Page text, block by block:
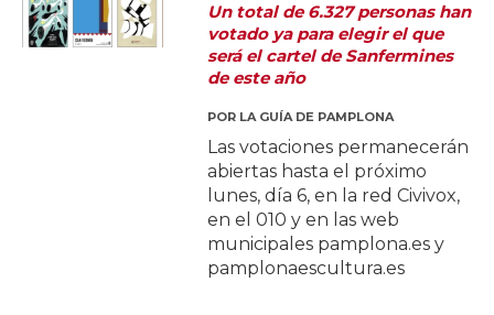
Un total de 6.327 personas han
votado ya para elegir el que
será el cartel de Sanfermines
de este año
POR LA GUÍA DE PAMPLONA
Las votaciones permanecerán
abiertas hasta el próximo
lunes, día 6, en la red Civivox,
en el 010 y en las web
municipales pamplona.es y
pamplonaescultura.es